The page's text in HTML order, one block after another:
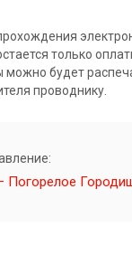
только
будет
проводнику.
Погорелое